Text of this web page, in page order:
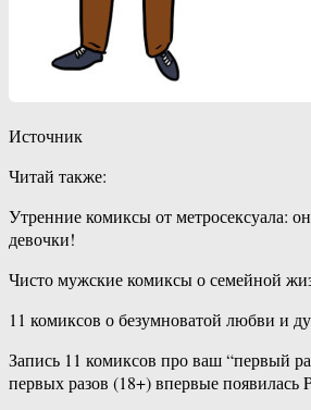
Источник
Читай также:
Утренние комиксы от метросексуала:
девочки!
Чисто мужские комиксы о семейной
11 комиксов о безумноватой любви и
Запись 11 комиксов про ваш “первый
первых разов (18+) впервые появилась